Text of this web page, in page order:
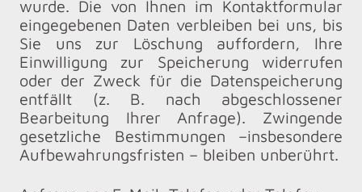
wurde. Die von Ihnen im Kontaktformular
eingegebenen Daten verbleiben bei uns, bis
Sie uns zur Löschung auffordern, Ihre
Einwilligung zur Speicherung widerrufen
oder der Zweck für die Datenspeicherung
entfällt (z. B. nach abgeschlossener
Bearbeitung Ihrer Anfrage). Zwingende
gesetzliche Bestimmungen –insbesondere
Aufbewahrungsfristen – bleiben unberührt.